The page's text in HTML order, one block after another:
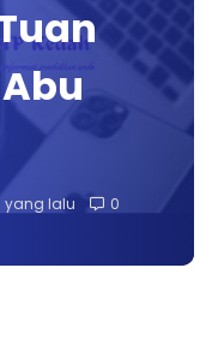
yang lalu 0